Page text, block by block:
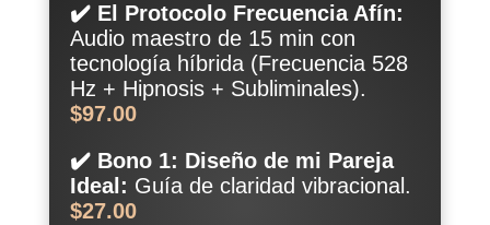
✔️ El Protocolo Frecuencia Afín:
Audio maestro de 15 min con
tecnología híbrida (Frecuencia 528
Hz + Hipnosis + Subliminales).
$97.00
✔️ Bono 1: Diseño de mi Pareja
Ideal: Guía de claridad vibracional.
$27.00